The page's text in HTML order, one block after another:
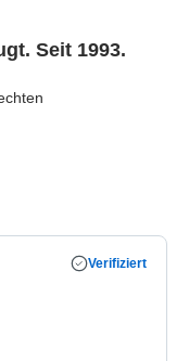
Seit 1993.
Verifiziert